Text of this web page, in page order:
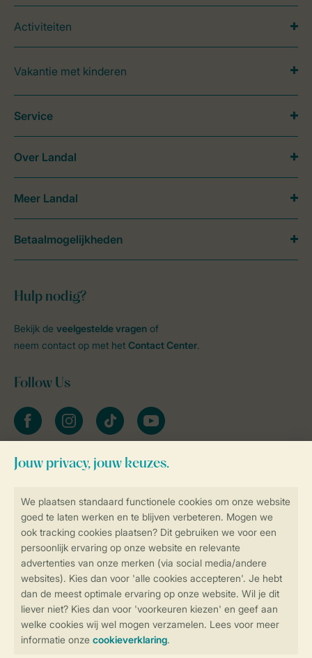
Controle over jouw gegevens &
Veilig en snel online boeken
Veilige gegevensoverdracht
Veilige betaling
Activiteiten
Vakantie met kinderen
Hulp nodig?
Bekijk de veelgestelde vragen of
neem contact op met het Contact Center.
Follow Us
facebookinstagramtiktok youtube
Blijf op de hoogte
Service
Over Landal
Meer Landal
Betaalmogelijkheden